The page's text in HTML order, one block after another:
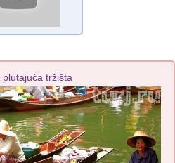
plutajuća tržišta